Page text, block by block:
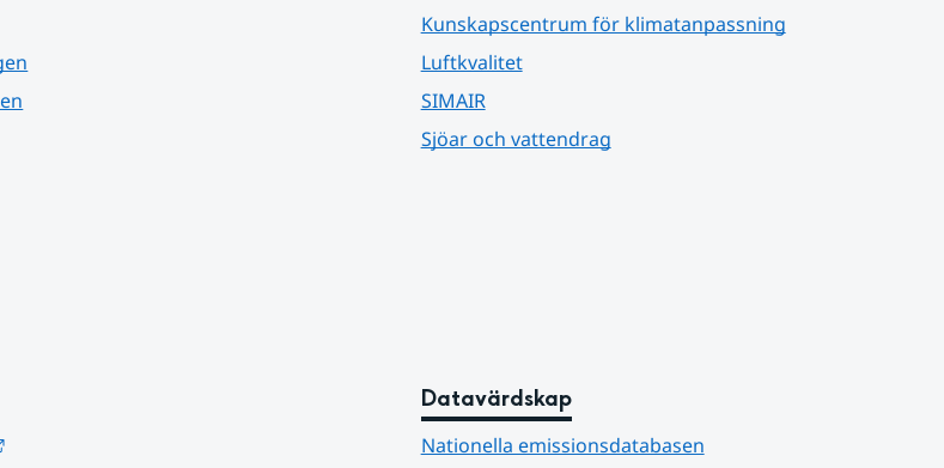
Kunskapscentrum för klimatanpassning
Luftkvalitet
SIMAIR
Sjöar och vattendrag
Datavärdskap
Nationella emissionsdatabasen